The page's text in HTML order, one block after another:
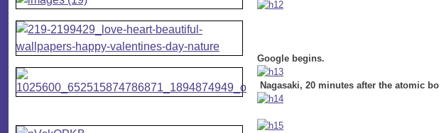
Google begins.
Nagasaki, 20 minutes after the atomic